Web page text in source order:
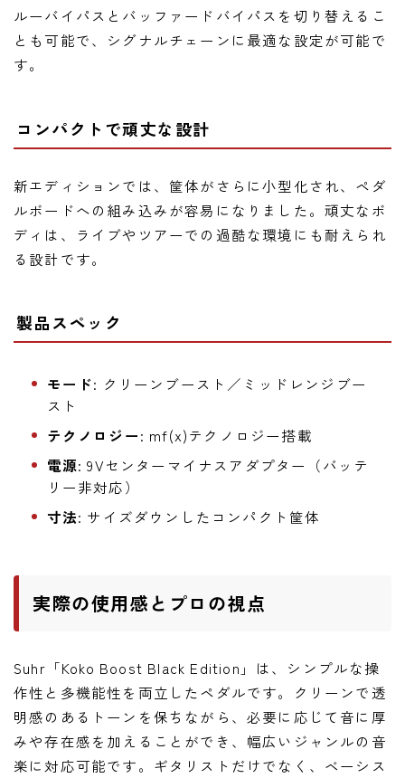
ルーバイパスとバッファードバイパスを切り替えるこ
とも可能で、シグナルチェーンに最適な設定が可能で
す。
コンパクトで頑丈な設計
新エディションでは、筐体がさらに小型化され、ペダ
ルボードへの組み込みが容易になりました。頑丈なボ
ディは、ライブやツアーでの過酷な環境にも耐えられ
る設計です。
製品スペック
モード: クリーンブースト／ミッドレンジブー
スト
テクノロジー: mf(x)テクノロジー搭載
電源: 9Vセンターマイナスアダプター（バッテ
リー非対応）
寸法: サイズダウンしたコンパクト筐体
実際の使用感とプロの視点
Suhr「Koko Boost Black Edition」は、シンプルな操
作性と多機能性を両立したペダルです。クリーンで透
明感のあるトーンを保ちながら、必要に応じて音に厚
みや存在感を加えることができ、幅広いジャンルの音
楽に対応可能です。ギタリストだけでなく、ベーシス